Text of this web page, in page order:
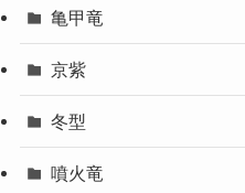
亀甲竜
京紫
冬型
噴火竜